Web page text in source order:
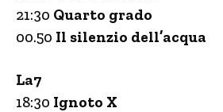
21:30 Quarto grado
00.50 Il silenzio dell’acqua
La7
18:30 Ignoto X